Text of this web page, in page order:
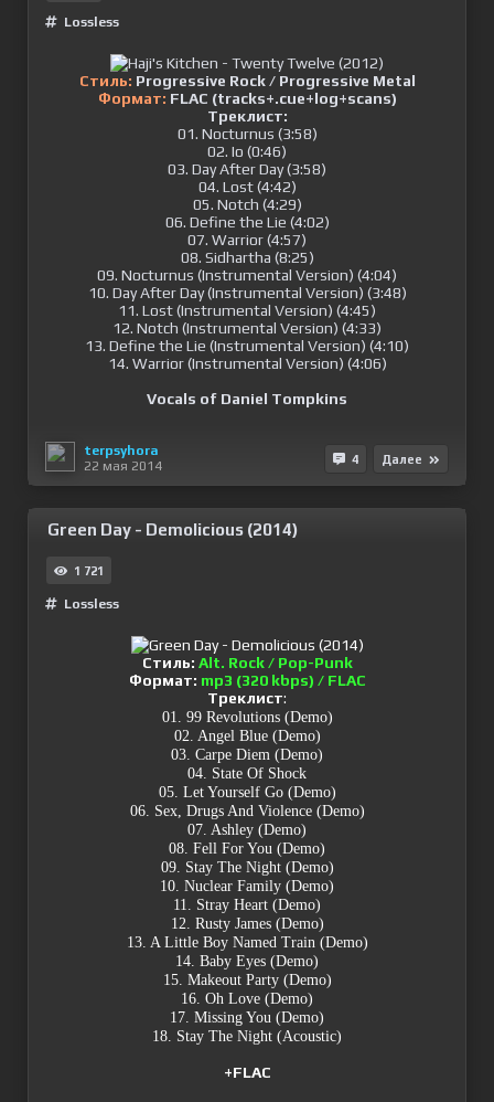
Lossless
Стиль: Progressive Rock / Progressive Metal
Формат: FLAC (tracks+.cue+log+scans)
Треклист:
01. Nocturnus (3:58)
02. Io (0:46)
03. Day After Day (3:58)
04. Lost (4:42)
05. Notch (4:29)
06. Define the Lie (4:02)
07. Warrior (4:57)
08. Sidhartha (8:25)
09. Nocturnus (Instrumental Version) (4:04)
10. Day After Day (Instrumental Version) (3:48)
11. Lost (Instrumental Version) (4:45)
12. Notch (Instrumental Version) (4:33)
13. Define the Lie (Instrumental Version) (4:10)
14. Warrior (Instrumental Version) (4:06)
Vocals of Daniel Tompkins
terpsyhora
22 мая 2014
4 Далее
Green Day - Demolicious (2014)
1 721
Lossless
Стиль: Alt. Rock / Pop-Punk
Формат: mp3 (320 kbps) / FLAC
Треклист:
01. 99 Revolutions (Demo)
02. Angel Blue (Demo)
03. Carpe Diem (Demo)
04. State Of Shock
05. Let Yourself Go (Demo)
06. Sex, Drugs And Violence (Demo)
07. Ashley (Demo)
08. Fell For You (Demo)
09. Stay The Night (Demo)
10. Nuclear Family (Demo)
11. Stray Heart (Demo)
12. Rusty James (Demo)
13. A Little Boy Named Train (Demo)
14. Baby Eyes (Demo)
15. Makeout Party (Demo)
16. Oh Love (Demo)
17. Missing You (Demo)
18. Stay The Night (Acoustic)
+FLAC